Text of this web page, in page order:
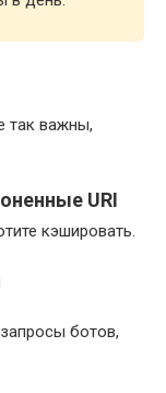
так важны,
URI
кэшировать.
ботов,